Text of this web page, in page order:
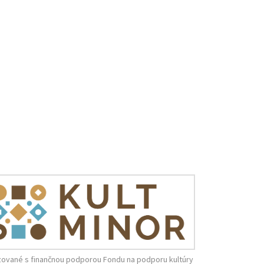
s finančnou podporou Fondu na podporu kultúry